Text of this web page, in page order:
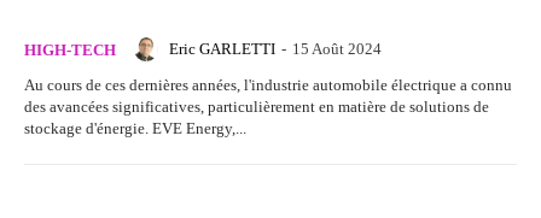
HIGH-TECH Eric GARLETTI - 15 Août 2024
Au cours de ces dernières années, l'industrie automobile électrique a connu
des avancées significatives, particulièrement en matière de solutions de
stockage d'énergie. EVE Energy,...